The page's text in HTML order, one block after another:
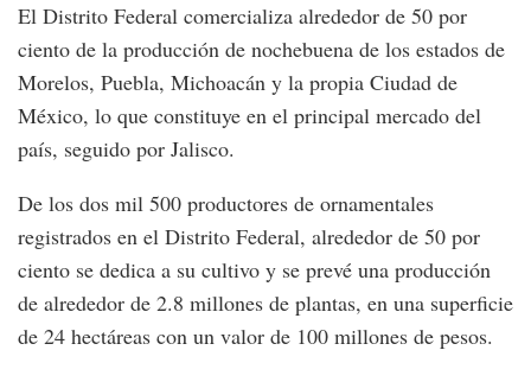
El Distrito Federal comercializa alrededor de 50 por
ciento de la producción de nochebuena de los estados de
Morelos, Puebla, Michoacán y la propia Ciudad de
México, lo que constituye en el principal mercado del
país, seguido por Jalisco.
De los dos mil 500 productores de ornamentales
registrados en el Distrito Federal, alrededor de 50 por
ciento se dedica a su cultivo y se prevé una producción
de alrededor de 2.8 millones de plantas, en una superficie
de 24 hectáreas con un valor de 100 millones de pesos.